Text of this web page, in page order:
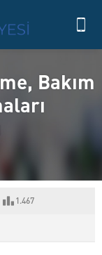
Bakım
1.467